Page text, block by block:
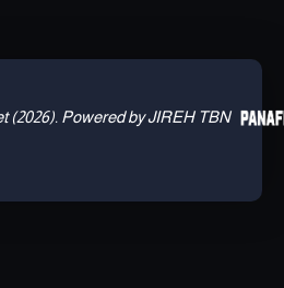
(2026). Powered by JIREH TBN